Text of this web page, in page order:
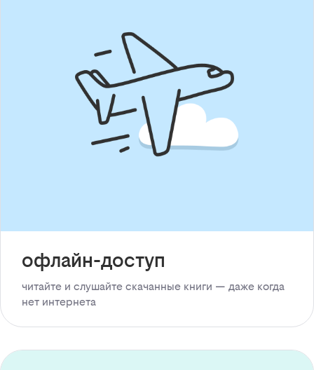
офлайн-доступ
читайте и слушайте скачанные книги — даже когда
нет интернета